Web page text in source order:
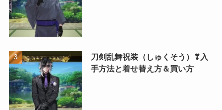
刀剣乱舞祝装（しゅくそう）❣入
手方法と着せ替え方＆買い方